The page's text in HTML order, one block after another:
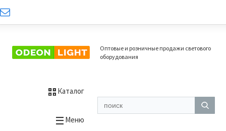
Оптовые и розничные продажи светового
оборудования
Каталог
Меню